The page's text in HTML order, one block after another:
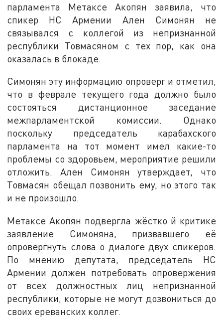
парламента Метаксе Акопян заявила, что
спикер НС Армении Ален Симонян не
связывался с коллегой из непризнанной
республики Товмасяном с тех пор, как она
оказалась в блокаде.
Симонян эту информацию опроверг и отметил,
что в феврале текущего года должно было
состояться дистанционное заседание
межпарламентской комиссии. Однако
поскольку председатель карабахского
парламента на тот момент имел какие-то
проблемы со здоровьем, мероприятие решили
отложить. Ален Симонян утверждает, что
Товмасян обещал позвонить ему, но этого так
и не произошло.
Метаксе Акопян подвергла жёстко й критике
заявление Симоняна, призвавшего её
опровергнуть слова о диалоге двух спикеров.
По мнению депутата, председатель НС
Армении должен потребовать опровержения
от всех должностных лиц непризнанной
республики, которые не могут дозвониться до
своих ереванских коллег.